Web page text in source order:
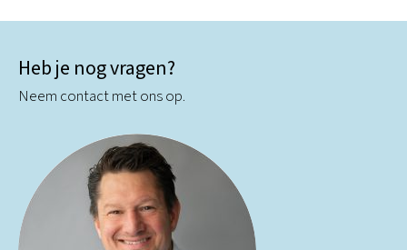
Heb je nog vragen?
Neem contact met ons op.